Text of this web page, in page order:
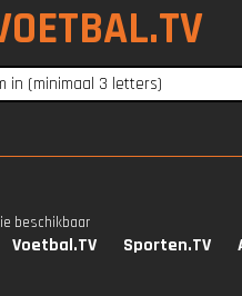
beschikbaar
Voetbal.TV Sporten.TV